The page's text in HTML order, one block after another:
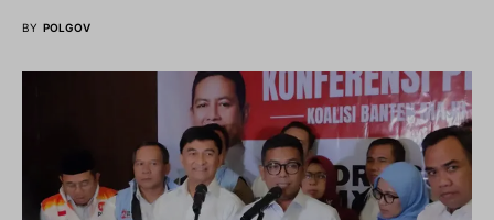
BY POLGOV